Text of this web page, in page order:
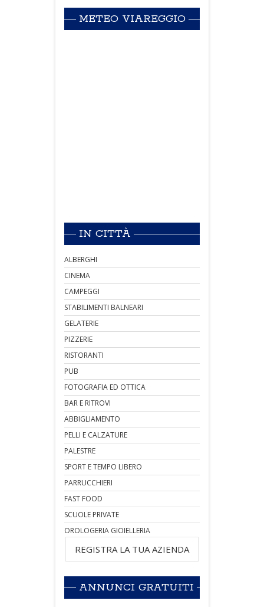
METEO VIAREGGIO
IN CITTÀ
ALBERGHI
CINEMA
CAMPEGGI
STABILIMENTI BALNEARI
GELATERIE
PIZZERIE
RISTORANTI
PUB
FOTOGRAFIA ED OTTICA
BAR E RITROVI
ABBIGLIAMENTO
PELLI E CALZATURE
PALESTRE
SPORT E TEMPO LIBERO
PARRUCCHIERI
FAST FOOD
SCUOLE PRIVATE
OROLOGERIA GIOIELLERIA
REGISTRA LA TUA AZIENDA
ANNUNCI GRATUITI